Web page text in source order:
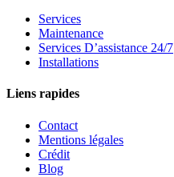
Services
Maintenance
Services D’assistance 24/7
Installations
Liens rapides
Contact
Mentions légales
Crédit
Blog